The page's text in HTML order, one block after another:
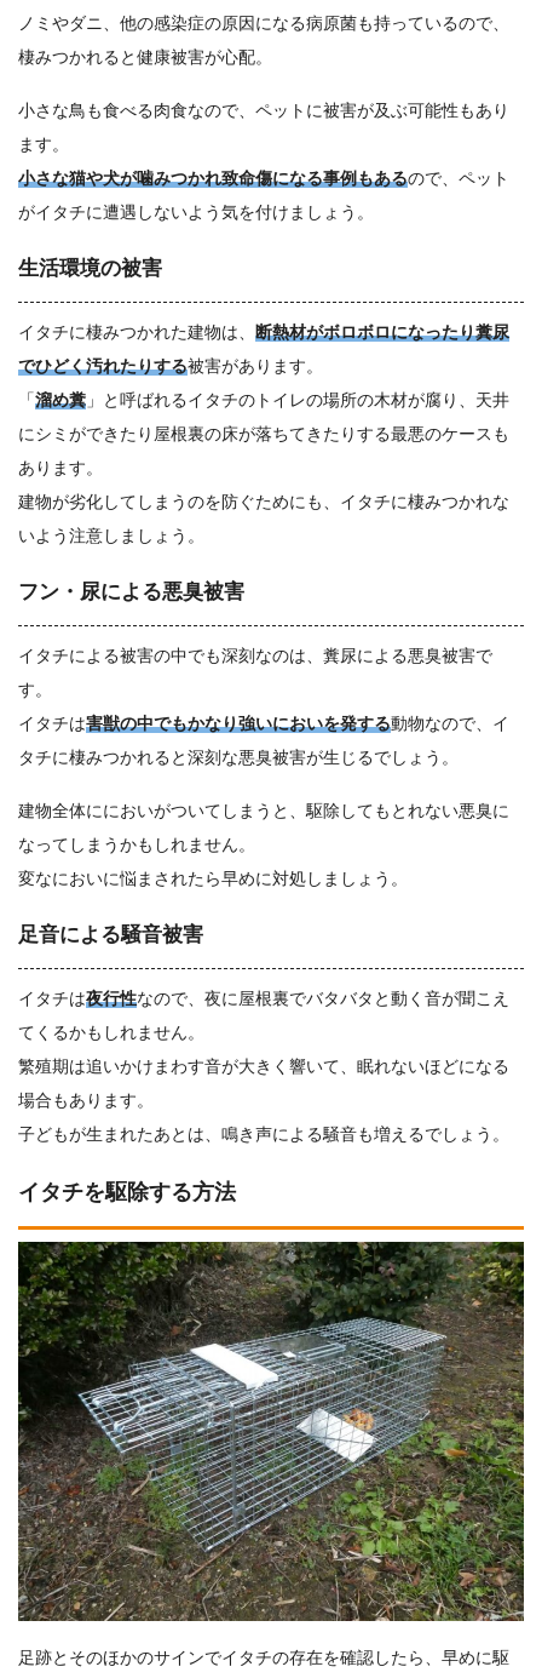
ノミやダニ、他の感染症の原因になる病原菌も持っているので、
棲みつかれると健康被害が心配。
小さな鳥も食べる肉食なので、ペットに被害が及ぶ可能性もあり
ます。
小さな猫や犬が噛みつかれ致命傷になる事例もあるので、ペット
がイタチに遭遇しないよう気を付けましょう。
生活環境の被害
イタチに棲みつかれた建物は、 断熱材がボロボロになったり糞尿
でひどく汚れたりする被害があります。
「溜め糞 」と呼ばれるイタチのトイレの場所の木材が腐り、天井
にシミができたり屋根裏の床が落ちてきたりする最悪のケースも
あります。
建物が劣化してしまうのを防ぐためにも、イタチに棲みつかれな
いよう注意しましょう。
フン・尿による悪臭被害
イタチによる被害の中でも深刻なのは、糞尿による悪臭被害で
す。
イタチは害獣の中でもかなり強いにおいを発する動物なので、イ
タチに棲みつかれると深刻な悪臭被害が生じるでしょう。
建物全体ににおいがついてしまうと、駆除してもとれない悪臭に
なってしまうかもしれません。
変なにおいに悩まされたら早めに対処しましょう。
足音による騒音被害
イタチは夜行性なので、夜に屋根裏でバタバタと動く音が聞こえ
てくるかもしれません。
繁殖期は追いかけまわす音が大きく響いて、眠れないほどになる
場合もあります。
子どもが生まれたあとは、鳴き声による騒音も増えるでしょう。
イタチを駆除する方法
足跡とそのほかのサインでイタチの存在を確認したら、早めに駆